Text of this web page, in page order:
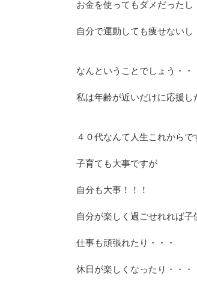
お金を使ってもダメだったし
自分で運動しても痩せないし
なんということでしょう・・
私は年齢が近いだけに応援し
４０代なんて人生これからで
子育ても大事ですが
自分も大事！！！
自分が楽しく過ごせれれば子
仕事も頑張れたり・・・
休日が楽しくなったり・・・